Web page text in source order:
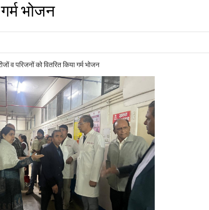
भोजन
व परिजनों को वितरित किया गर्म भोजन